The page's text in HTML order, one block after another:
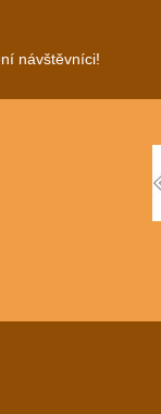
návštěvníci!